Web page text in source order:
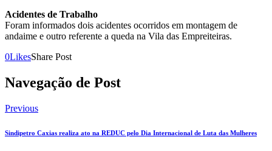
Acidentes de Trabalho
Foram informados dois acidentes ocorridos em montagem de
andaime e outro referente a queda na Vila das Empreiteiras.
0LikesShare Post
Navegação de Post
Previous
Sindipetro Caxias realiza ato na REDUC pelo Dia Internacional de Luta das Mulheres